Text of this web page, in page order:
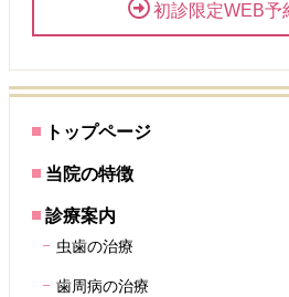
初診限定WEB予
トップページ
当院の特徴
診療案内
虫歯の治療
歯周病の治療